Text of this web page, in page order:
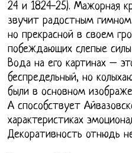
24 и 1824-25). Мажорная
звучит радостным
но прекрасной в своем
побеждающих слепые
Вода на его картинах –
беспредельный, но
были в основном
А способствует
характеристиках
Декоративность отнюдь